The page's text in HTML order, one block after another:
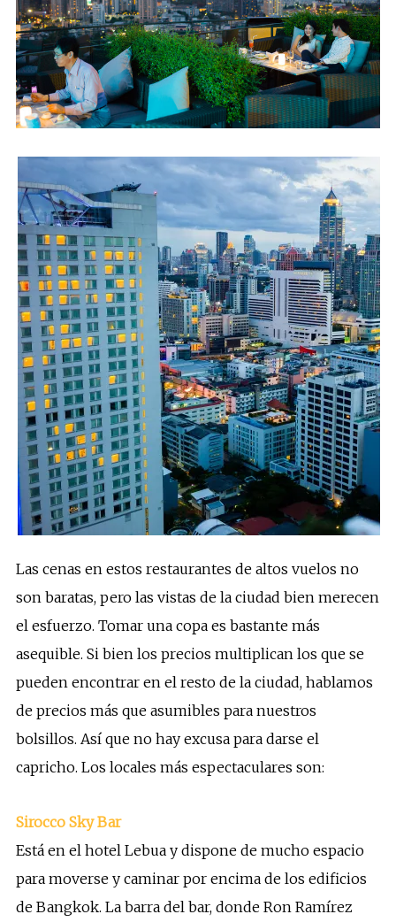
Las cenas en estos restaurantes de altos vuelos no
son baratas, pero las vistas de la ciudad bien merecen
el esfuerzo. Tomar una copa es bastante más
asequible. Si bien los precios multiplican los que se
pueden encontrar en el resto de la ciudad, hablamos
de precios más que asumibles para nuestros
bolsillos. Así que no hay excusa para darse el
capricho. Los locales más espectaculares son:
Sirocco Sky Bar
Está en el hotel Lebua y dispone de mucho espacio
para moverse y caminar por encima de los edificios
de Bangkok. La barra del bar, donde Ron Ramírez